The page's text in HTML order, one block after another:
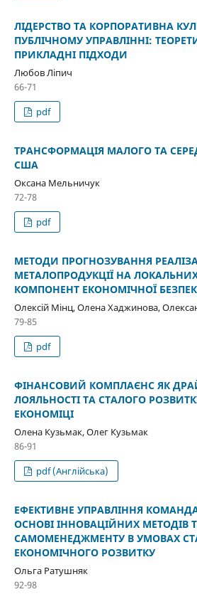
ЛІДЕРСТВО ТА КОРПОРАТИВНА
ПУБЛІЧНОМУ УПРАВЛІННІ:
ПРИКЛАДНІ ПІДХОДИ
Любов Ліпич
66-71
pdf
ТРАНСФОРМАЦІЯ МАЛОГО ТА
США
Оксана Мельничук
72-78
pdf
МЕТОДИ ПРОГНОЗУВАННЯ
МЕТАЛОПРОДУКЦІЇ НА
КОМПОНЕНТ ЕКОНОМІЧНОЇ
Олексій Мінц, Олена Хаджинова,
79-85
pdf
ФІНАНСОВИЙ КОМПЛАЄНС ЯК
ЛОЯЛЬНОСТІ ТА СТАЛОГО
ЕКОНОМІЦІ
Олена Кузьмак, Олег Кузьмак
86-91
pdf (Англійська)
ЕФЕКТИВНЕ УПРАВЛІННЯ
ОСНОВІ ІННОВАЦІЙНИХ МЕТОДІВ
САМОМЕНЕДЖМЕНТУ В УМОВАХ
ЕКОНОМІЧНОГО РОЗВИТКУ
Ольга Ратушняк
92-98